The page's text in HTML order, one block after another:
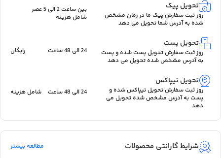
تحویل پیک
روز ثبت سفارش پیک ما در زمان مشخص
شده به آدرس شما تحویل می دهد
بین ساعت 2 الی 5 عصر
شامل هزینه
تحویل پست
روز ثبت سفارش تحویل پست شده و پست
به آدرس مشخص شده تحویل می دهد
24 الی 48 ساعت رایگان
تحویل تیپاکس
روز ثبت سفارش تحویل تیپاکس شده و
پست به آدرس مشخص شده تحویل می
دهد
24 الی 48 ساعت شامل هزینه
شرایط گارانتی محصولات مطالعه بیشتر